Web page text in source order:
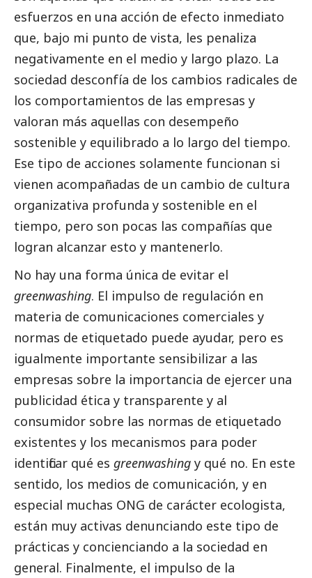
esfuerzos en una acción de efecto inmediato
que, bajo mi punto de vista, les penaliza
negativamente en el medio y largo plazo. La
sociedad desconfía de los cambios radicales de
los comportamientos de las empresas y
valoran más aquellas con desempeño
sostenible y equilibrado a lo largo del tiempo.
Ese tipo de acciones solamente funcionan si
vienen acompañadas de un cambio de cultura
organizativa profunda y sostenible en el
tiempo, pero son pocas las compañías que
logran alcanzar esto y mantenerlo.
No hay una forma única de evitar el
greenwashing. El impulso de regulación en
materia de comunicaciones comerciales y
normas de etiquetado puede ayudar, pero es
igualmente importante sensibilizar a las
empresas sobre la importancia de ejercer una
publicidad ética y transparente y al
consumidor sobre las normas de etiquetado
existentes y los mecanismos para poder
identificar qué es greenwashing y qué no. En este
sentido, los medios de comunicación, y en
especial muchas ONG de carácter ecologista,
están muy activas denunciando este tipo de
prácticas y concienciando a la sociedad en
general. Finalmente, el impulso de la